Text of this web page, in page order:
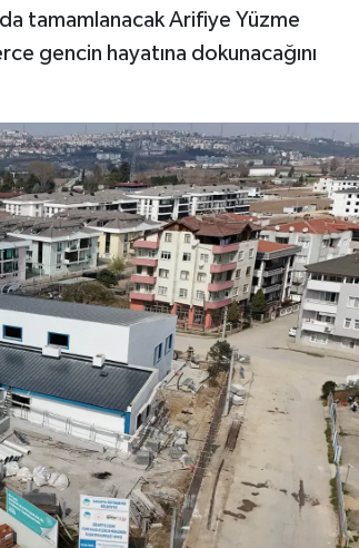
tamamlanacak Arifiye Yüzme
gencin hayatına dokunacağını